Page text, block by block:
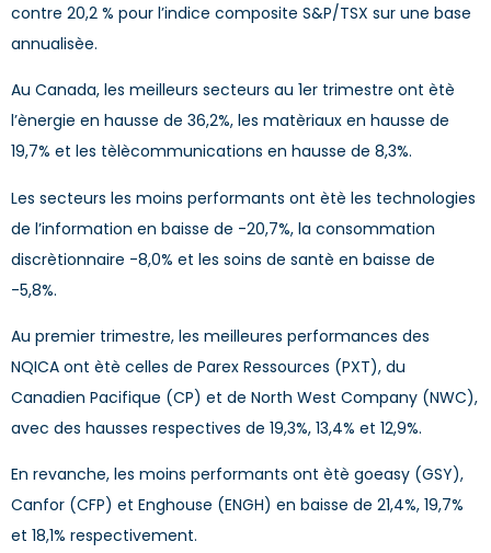
contre 20,2 % pour l’indice composite S&P/TSX sur une base
annualisèe.
Au Canada, les meilleurs secteurs au 1er trimestre ont ètè
l’ènergie en hausse de 36,2%, les matèriaux en hausse de
19,7% et les tèlècommunications en hausse de 8,3%.
Les secteurs les moins performants ont ètè les technologies
de l’information en baisse de -20,7%, la consommation
discrètionnaire -8,0% et les soins de santè en baisse de
-5,8%.
Au premier trimestre, les meilleures performances des
NQICA ont ètè celles de Parex Ressources (PXT), du
Canadien Pacifique (CP) et de North West Company (NWC),
avec des hausses respectives de 19,3%, 13,4% et 12,9%.
En revanche, les moins performants ont ètè goeasy (GSY),
Canfor (CFP) et Enghouse (ENGH) en baisse de 21,4%, 19,7%
et 18,1% respectivement.